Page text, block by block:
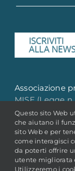
Associazione
MISE (Legge
attestazione
professionale
Questo sito Web
che aiutano il
sito Web e per
come interagisci
da poterti offrire
utente migliorata
Utilizzeremo i